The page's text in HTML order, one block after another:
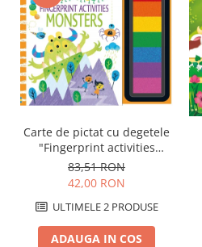
Carte de pictat cu degetele
"Fingerprint activities
Monsters", Usborne
83,51 RON
42,00 RON
ULTIMELE 2 PRODUSE
ADAUGA IN COS